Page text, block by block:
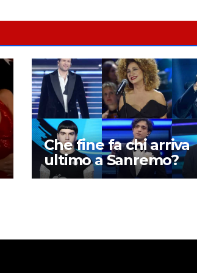
Che fine fa chi arriva
ultimo a Sanremo?